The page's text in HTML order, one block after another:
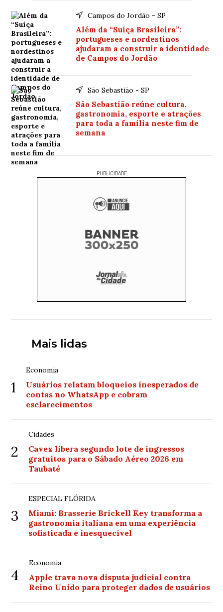
Campos do Jordão - SP
Além da “Suíça Brasileira”:
portugueses e nordestinos
ajudaram a construir a identidade
de Campos do Jordão
São Sebastião - SP
São Sebastião reúne cultura,
gastronomia, esporte e atrações
para toda a família neste fim de
semana
PUBLICIDADE
Mais lidas
1
Economia
Usuários relatam bloqueios inesperados de
contas no WhatsApp e cobram
esclarecimentos
2
Cidades
Cavex libera segundo lote de ingressos
gratuitos para o Sábado Aéreo 2026 em
Taubaté
3
ESPECIAL FLÓRIDA
Miami: Brasserie Brickell Key transforma a
gastronomia italiana em uma experiência
sofisticada e inesquecível
4
Economia
Apple trava nova disputa judicial contra
Reino Unido para proteger dados de usuários